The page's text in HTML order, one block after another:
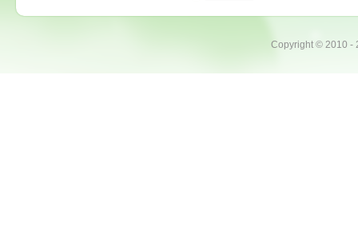
Copyright © 2010 -